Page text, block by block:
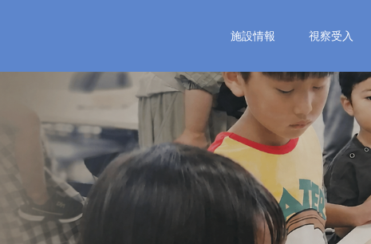
施設情報 視察受入